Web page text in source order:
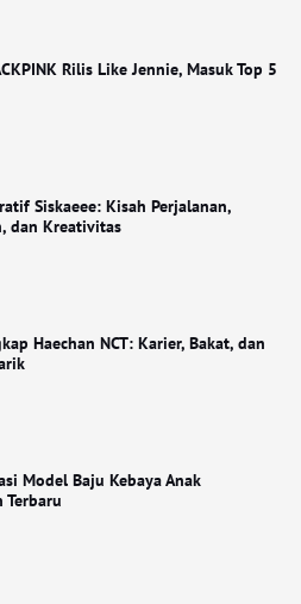
Rilis Like Jennie, Masuk Top 5
Siskaeee: Kisah Perjalanan,
dan Kreativitas
Haechan NCT: Karier, Bakat, dan
Model Baju Kebaya Anak
Terbaru